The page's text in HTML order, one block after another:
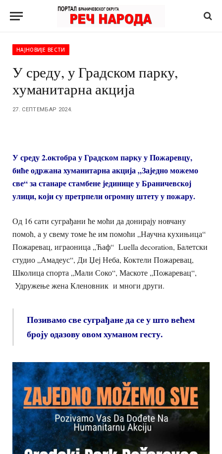
НАЈНОВИЈЕ ВЕСТИ
У среду, у Градском парку,
хуманитарна акција
27. СЕПТЕМБАР 2024.
У среду 2.октобра у Градском парку у Пожаревцу,
биће одржана хуманитарна акција „Заједно можемо
све“ за станаре стамбене јединице у Браничевској
улици, који су претрпели огромну штету у пожару.
Од 16 сати суграђани ће моћи да донирају новчану
помоћ, а у свему томе ће им помоћи „Научна кухињица“
Пожаревац, играоница „Ћаф“ Luella decoration, Балетски
студио „Амадеус“, Ди Џеј Неба, Коктели Пожаревац,
Школица спорта „Мали Соко“, Маскоте „Пожаревац“,
Удружење жена Кленовник и многи други.
Позивамо све суграђане да се у што већем
броју одазову овом хуманом гесту.